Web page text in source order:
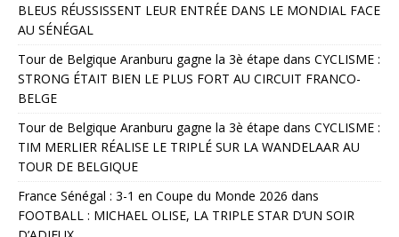
BLEUS RÉUSSISSENT LEUR ENTRÉE DANS LE MONDIAL FACE
AU SÉNÉGAL
Tour de Belgique Aranburu gagne la 3è étape dans CYCLISME :
STRONG ÉTAIT BIEN LE PLUS FORT AU CIRCUIT FRANCO-
BELGE
Tour de Belgique Aranburu gagne la 3è étape dans CYCLISME :
TIM MERLIER RÉALISE LE TRIPLÉ SUR LA WANDELAAR AU
TOUR DE BELGIQUE
France Sénégal : 3-1 en Coupe du Monde 2026 dans
FOOTBALL : MICHAEL OLISE, LA TRIPLE STAR D’UN SOIR